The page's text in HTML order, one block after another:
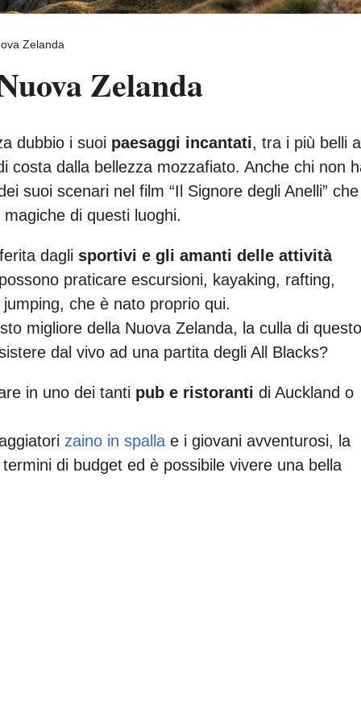
Zelanda
Zelanda
dubbio i suoi paesaggi incantati, tra i più belli
dalla bellezza mozzafiato. Anche chi non
suoi scenari nel film “Il Signore degli Anelli”
di questi luoghi.
dagli sportivi e gli amanti delle attività
praticare escursioni, kayaking, rafting,
che è nato proprio qui.
migliore della Nuova Zelanda, la culla di questo
dal vivo ad una partita degli All Blacks?
in uno dei tanti pub e ristoranti di Auckland o
zaino in spalla e i giovani avventurosi, la
di budget ed è possibile vivere una bella